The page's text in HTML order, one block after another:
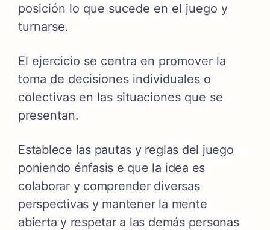
posición lo que sucede en el juego y
turnarse.
El ejercicio se centra en promover la
toma de decisiones individuales o
colectivas en las situaciones que se
presentan.
Establece las pautas y reglas del juego
poniendo énfasis e que la idea es
colaborar y comprender diversas
perspectivas ymantener la mente
abierta y respetar a las demás personas